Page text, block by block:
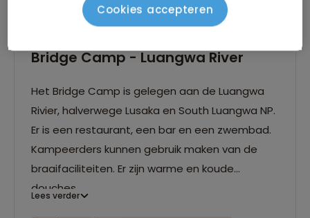
Bridge Camp - Luangwa River
Het Bridge Camp is gelegen aan de Luangwa
Rivier, halverwege Lusaka en South Luangwa NP.
Er is een restaurant, een bar en een zwembad.
Kampeerders kunnen gebruik maken van de
braaifaciliteiten. Er zijn warme en koude
douches.
Lees verder
Cookies accepteren